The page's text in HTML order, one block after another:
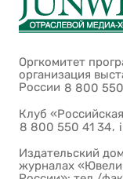
Оргкомитет
организация
России 8 800
Клуб
8 800 550 41 34,
Издательский
журналах